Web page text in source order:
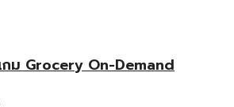
กม Grocery On-Demand